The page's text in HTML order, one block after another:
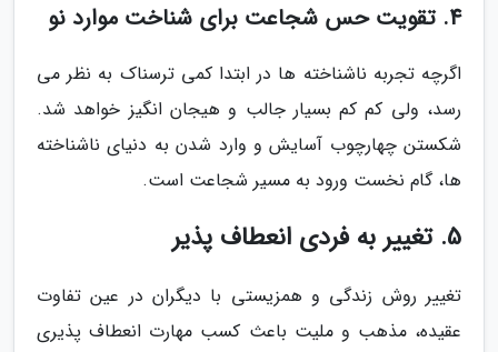
4. تقویت حس شجاعت برای شناخت موارد نو
اگرچه تجربه ناشناخته ها در ابتدا کمی ترسناک به نظر می
رسد، ولی کم کم بسیار جالب و هیجان انگیز خواهد شد.
شکستن چهارچوب آسایش و وارد شدن به دنیای ناشناخته
ها، گام نخست ورود به مسیر شجاعت است.
5. تغییر به فردی انعطاف پذیر
تغییر روش زندگی و همزیستی با دیگران در عین تفاوت
عقیده، مذهب و ملیت باعث کسب مهارت انعطاف پذیری